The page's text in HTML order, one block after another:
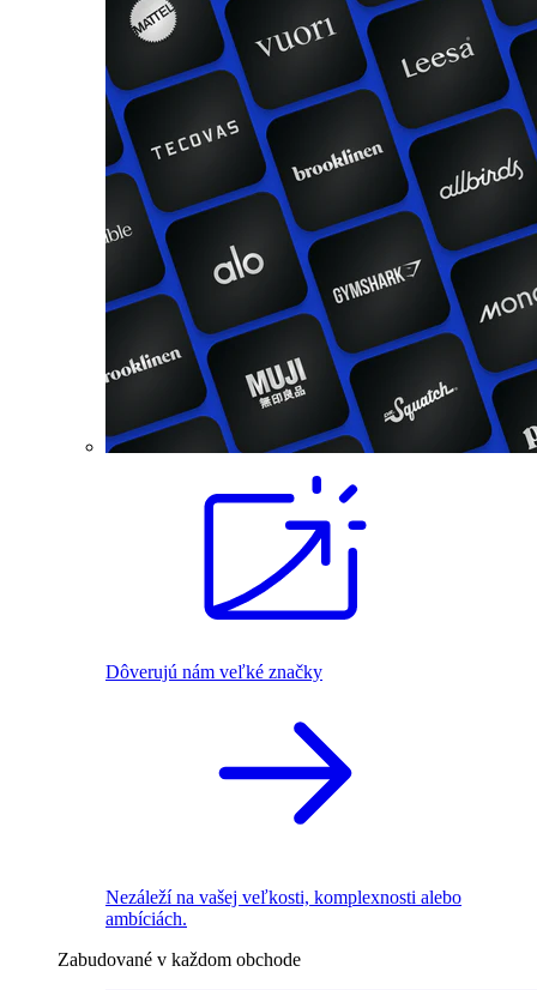
Dôverujú nám veľké značky
Nezáleží na vašej veľkosti, komplexnosti alebo
ambíciách.
Zabudované v každom obchode